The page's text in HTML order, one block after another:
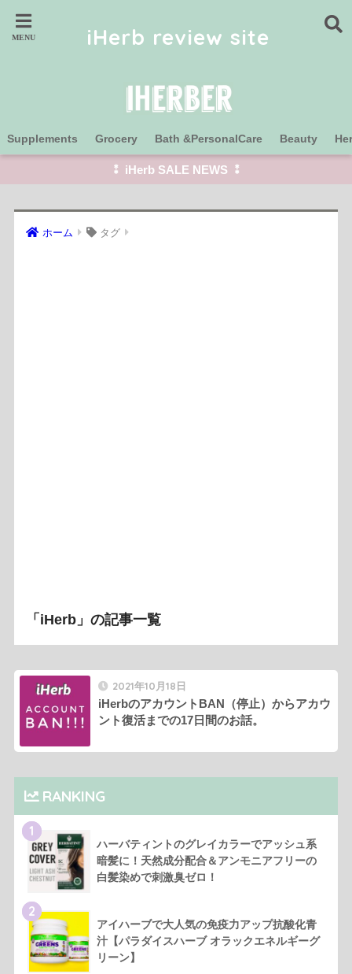
iHerb review site
Supplements Grocery Bath &PersonalCare Beauty
⁑ iHerb SALE NEWS ⁑
ホーム タグ
「iHerb」の記事一覧
2021年10月18日
iHerbのアカウントBAN（停止）からアカウ
ント復活までの17日間のお話。
RANKING
1
ハーバティントのグレイカラーでアッシュ系
暗髪に！天然成分配合＆アンモニアフリーの
白髪染めで刺激臭ゼロ！
2
アイハーブで大人気の免疫力アップ抗酸化青
汁【パラダイスハーブ オラックエネルギーグ
リーン】